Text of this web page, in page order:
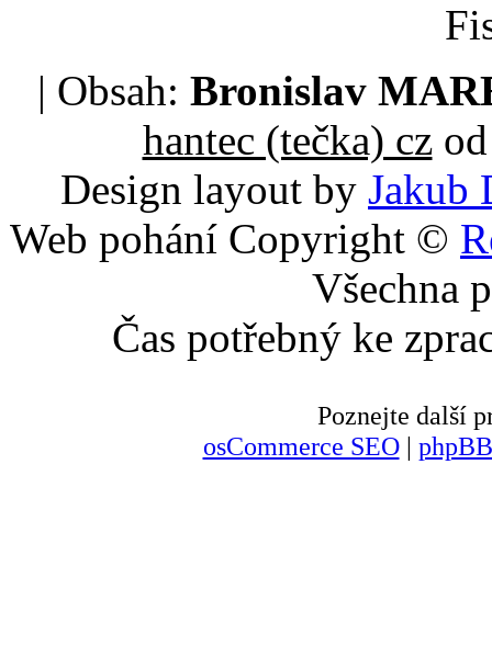
| Obsah: Bronislav
hantec (tečka) czod
Design layout by Jakub
Web pohání Copyright ©
Všechna
Čas potřebný ke
Poznejte další
osCommerce SEO|